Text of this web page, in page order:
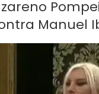
Manuel